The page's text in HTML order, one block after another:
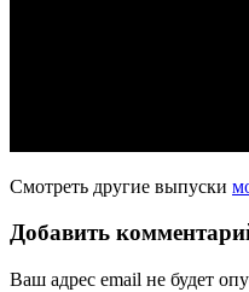
Смотреть другие выпуски
Добавить
Ваш адрес email не будет